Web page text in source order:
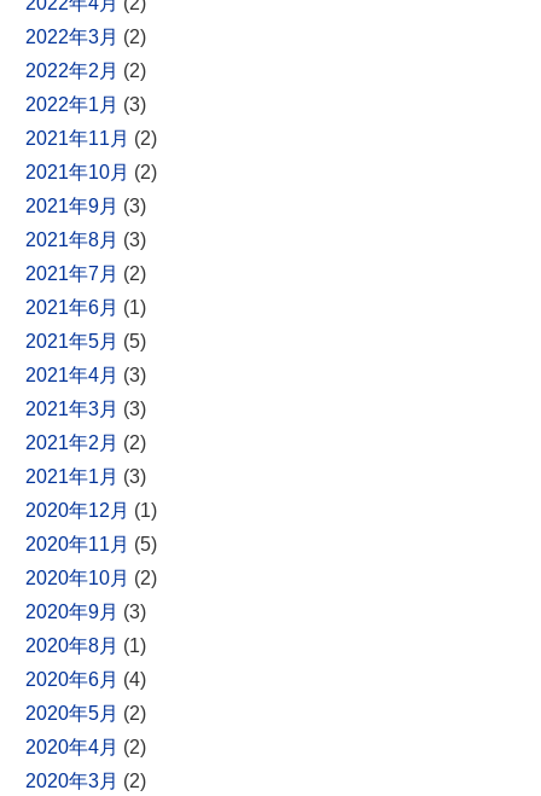
2022年3月 (2)
2022年2月 (2)
2022年1月 (3)
2021年11月 (2)
2021年10月 (2)
2021年9月 (3)
2021年8月 (3)
2021年7月 (2)
2021年6月 (1)
2021年5月 (5)
2021年4月 (3)
2021年3月 (3)
2021年2月 (2)
2021年1月 (3)
2020年12月 (1)
2020年11月 (5)
2020年10月 (2)
2020年9月 (3)
2020年8月 (1)
2020年6月 (4)
2020年5月 (2)
2020年4月 (2)
2020年3月 (2)